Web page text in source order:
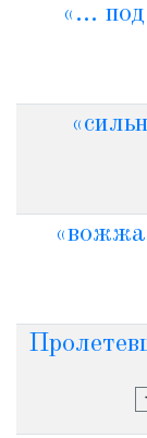
«...